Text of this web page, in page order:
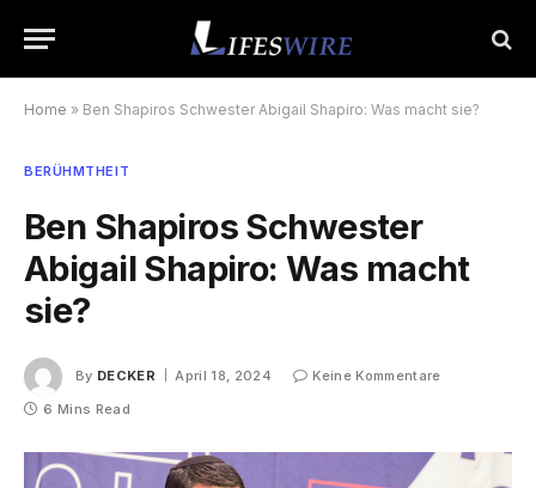
Home » Ben Shapiros Schwester Abigail Shapiro: Was macht sie?
BERÜHMTHEIT
Ben Shapiros Schwester
Abigail Shapiro: Was macht
sie?
By DECKER April 18, 2024
Keine Kommentare
6 Mins Read